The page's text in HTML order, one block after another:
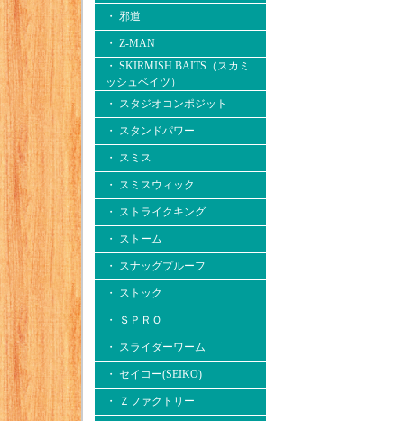
・ 邪道
・ Z-MAN
・ SKIRMISH BAITS（スカミ
ッシュベイツ）
・ スタジオコンポジット
・ スタンドパワー
・ スミス
・ スミスウィック
・ ストライクキング
・ ストーム
・ スナッグプルーフ
・ ストック
・ ＳＰＲＯ
・ スライダーワーム
・ セイコー(SEIKO)
・ Ｚファクトリー